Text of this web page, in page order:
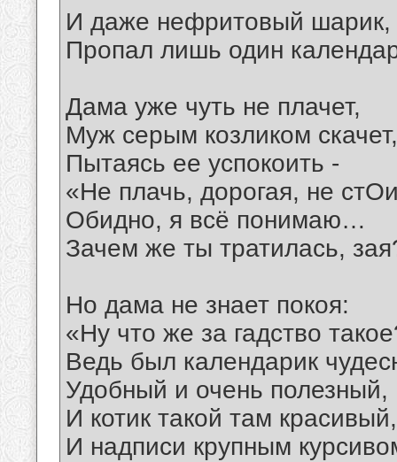
И даже нефритовый шарик,
Пропал лишь один
Дама уже чуть не плачет,
Муж серым козликом скачет,
Пытаясь ее успокоить -
«Не плачь, дорогая, не
Обидно, я всё понимаю…
Зачем же ты тратилась,
Но дама не знает покоя:
«Ну что же за гадство
Ведь был календарик
Удобный и очень полезный,
И котик такой там красивый,
И надписи крупным